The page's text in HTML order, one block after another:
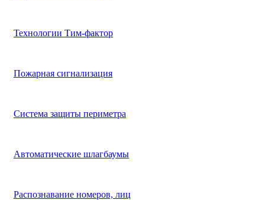
Технологии Тим-фактор
Пожарная сигнализация
Система защиты периметра
Автоматические шлагбаумы
Распознавание номеров, лиц